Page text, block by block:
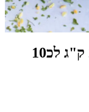
סלט בטטות מתוקות קערה של 2 ק"ג לכ10